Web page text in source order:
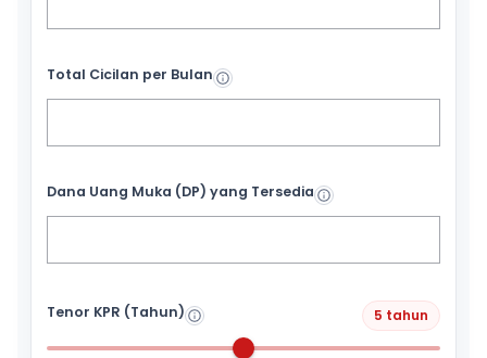
Total Cicilan per Bulan
Dana Uang Muka (DP) yang Tersedia
Tenor KPR (Tahun) 5 tahun